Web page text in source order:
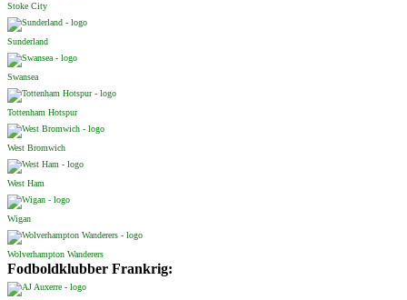
Stoke City
Sunderland
Swansea
Tottenham Hotspur
West Bromwich
West Ham
Wigan
Wolverhampton Wanderers
Fodboldklubber Frankrig: